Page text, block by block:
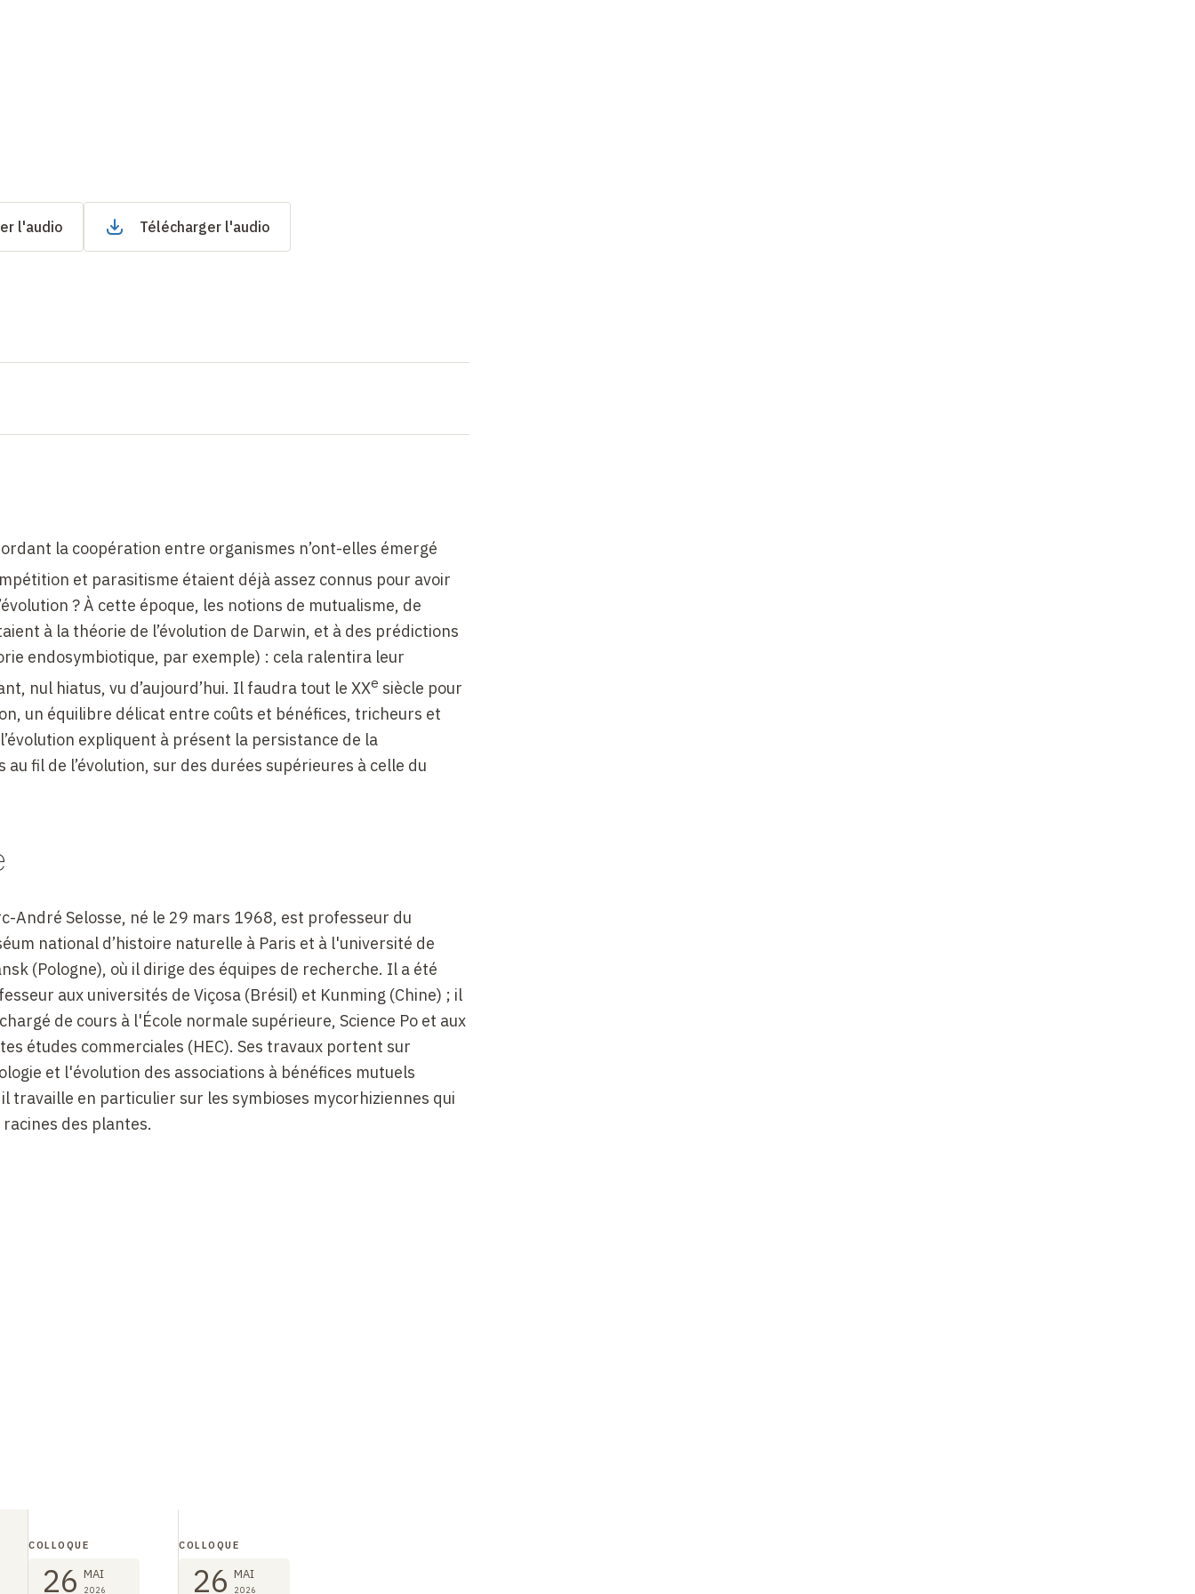
l'audio Télécharger l'audio
la coopération entre organismes n’ont-elles émergé
et parasitisme étaient déjà assez connus pour avoir
? À cette époque, les notions de mutualisme, de
à la théorie de l’évolution de Darwin, et à des prédictions
endosymbiotique, par exemple) : cela ralentira leur
nul hiatus, vu d’aujourd’hui. Il faudra tout le XXe siècle pour
un équilibre délicat entre coûts et bénéfices, tricheurs et
expliquent à présent la persistance de la
fil de l’évolution, sur des durées supérieures à celle du
André Selosse, né le 29 mars 1968, est professeur du
national d’histoire naturelle à Paris et à l'université de
(Pologne), où il dirige des équipes de recherche. Il a été
aux universités de Viçosa (Brésil) et Kunming (Chine) ; il
de cours à l'École normale supérieure, Science Po et aux
études commerciales (HEC). Ses travaux portent sur
et l'évolution des associations à bénéfices mutuels
travaille en particulier sur les symbioses mycorhiziennes qui
des plantes.
COLLOQUE
26 MAI
2026
COLLOQUE
26 MAI
2026